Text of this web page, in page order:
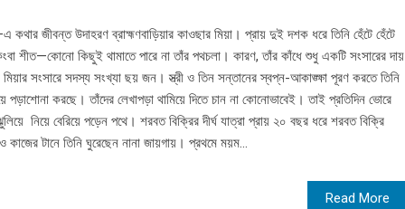
কথার জীবন্ত উদাহরণ ব্রাহ্মণবাড়িয়ার কাওছার মিয়া। প্রায় দুই দশক ধরে তিনি হেঁটে হেঁটে
শীত—কোনো কিছুই থামাতে পারে না তাঁর পথচলা। কারণ, তাঁর কাঁধে শুধু একটি সংসারের দায়
সংসারে সদস্য সংখ্যা ছয় জন। স্ত্রী ও তিন সন্তানের স্বপ্ন-আকাঙ্ক্ষা পূরণ করতে তিনি
করছে। তাঁদের লেখাপড়া থামিয়ে দিতে চান না কোনোভাবেই। তাই প্রতিদিন ভোরে
নিয়ে বেরিয়ে পড়েন পথে। শরবত বিক্রির দীর্ঘ যাত্রা প্রায় ২০ বছর ধরে শরবত বিক্রি
কাজের টানে তিনি ঘুরেছেন নানা জায়গায়। প্রথমে ময়ম...
Read More